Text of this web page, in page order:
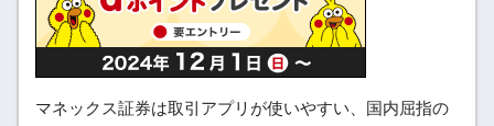
マネックス証券は取引アプリが使いやすい、国内屈指の